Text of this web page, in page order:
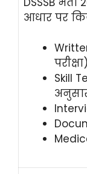
आधार पर
परीक्षा)
Skill